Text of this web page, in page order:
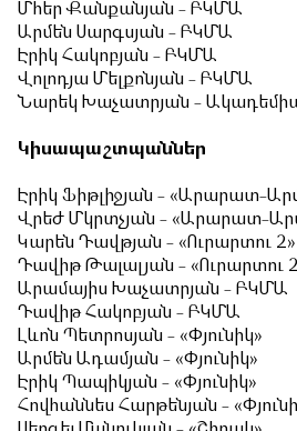
Մհեր Քանքանյան - ԲԿՄԱ
Արմեն Սարգսյան - ԲԿՄԱ
Էրիկ Հակոբյան - ԲԿՄԱ
Վոլոդյա Մելքոնյան - ԲԿՄԱ
Նարեկ Խաչատրյան -
Կիսապաշտպաններ
Էրիկ Ֆիթլիջյան - «Արարատ-
Վրեժ Մկրտչյան - «Արարատ-
Կարեն Դավթյան - «Ուրարտու 2»
Դավիթ Թալալյան - «Ուրարտու
Արամայիս Խաչատրյան - ԲԿՄԱ
Դավիթ Հակոբյան - ԲԿՄԱ
Լևոն Պետրոսյան - «Փյունիկ»
Արմեն Ադամյան - «Փյունիկ»
Էրիկ Պապիկյան - «Փյունիկ»
Հովհաննես Հարթենյան -